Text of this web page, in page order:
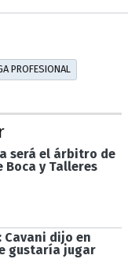
PROFESIONAL
será el árbitro de
y Talleres
Cavani dijo en
gustaría jugar